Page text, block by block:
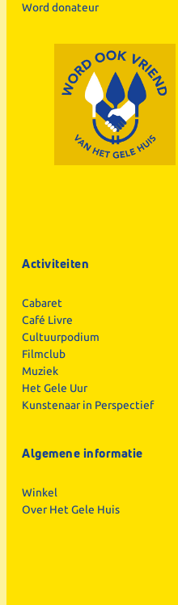
Word donateur
Activiteiten
Cabaret
Café Livre
Cultuurpodium
Filmclub
Muziek
Het Gele Uur
Kunstenaar in Perspectief
Algemene informatie
Winkel
Over Het Gele Huis